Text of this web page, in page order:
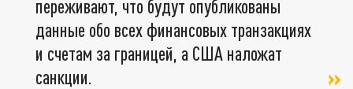
переживают, что будут опубликованы
данные обо всех финансовых транзакциях
и счетам за границей, а США наложат
санкции.